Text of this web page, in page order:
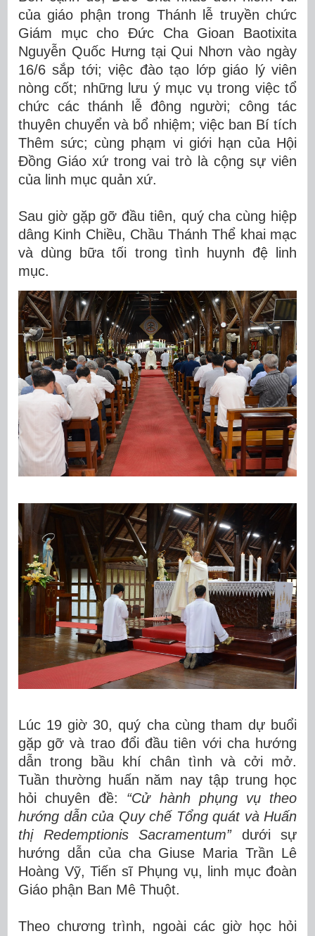
của giáo phận trong Thánh lễ truyền chức
Giám mục cho Đức Cha Gioan Baotixita
Nguyễn Quốc Hưng tại Qui Nhơn vào ngày
16/6 sắp tới; việc đào tạo lớp giáo lý viên
nòng cốt; những lưu ý mục vụ trong việc tổ
chức các thánh lễ đông người; công tác
thuyên chuyển và bổ nhiệm; việc ban Bí tích
Thêm sức; cùng phạm vi giới hạn của Hội
Đồng Giáo xứ trong vai trò là cộng sự viên
của linh mục quản xứ.
Sau giờ gặp gỡ đầu tiên, quý cha cùng hiệp
dâng Kinh Chiều, Chầu Thánh Thể khai mạc
và dùng bữa tối trong tình huynh đệ linh
mục.
Lúc 19 giờ 30, quý cha cùng tham dự buổi
gặp gỡ và trao đổi đầu tiên với cha hướng
dẫn trong bầu khí chân tình và cởi mở.
Tuần thường huấn năm nay tập trung học
hỏi chuyên đề: “Cử hành phụng vụ theo
hướng dẫn của Quy chế Tổng quát và Huấn
thị Redemptionis Sacramentum”dưới sự
hướng dẫn của cha Giuse Maria Trần Lê
Hoàng Vỹ, Tiến sĩ Phụng vụ, linh mục đoàn
Giáo phận Ban Mê Thuột.
Theo chương trình, ngoài các giờ học hỏi